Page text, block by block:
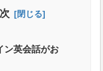
ン英会話がお